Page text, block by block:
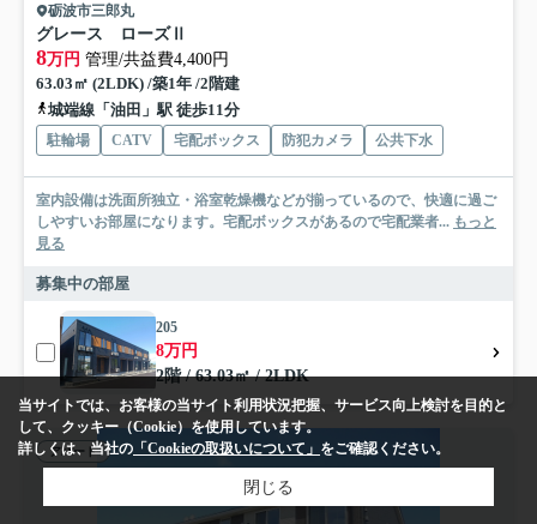
砺波市三郎丸
グレース ローズⅡ
8万円 管理/共益費4,400円
63.03㎡ (2LDK) /築1年 /2階建
城端線「油田」駅 徒歩11分
駐輪場 CATV 宅配ボックス 防犯カメラ 公共下水
室内設備は洗面所独立・浴室乾燥機などが揃っているので、快適に過ご
しやすいお部屋になります。宅配ボックスがあるので宅配業者... もっと
見る
募集中の部屋
205
8万円
2階 / 63.03㎡ / 2LDK
アパート
当サイトでは、お客様の当サイト利用状況把握、サービス向上検討を目的と
して、クッキー（Cookie）を使用しています。
詳しくは、当社の 「Cookieの取扱いについて」 をご確認ください。
閉じる